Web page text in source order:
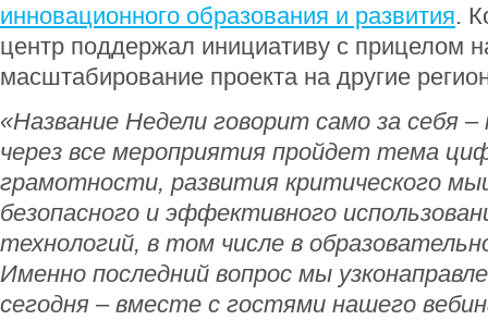
инновационного образования и развития.
центр поддержал инициативу с прицелом
масштабирование проекта на другие
«Название Недели говорит само за себя
через все мероприятия пройдет тема
грамотности, развития критического
безопасного и эффективного
технологий, в том числе в
Именно последний вопрос мы
сегодня – вместе с гостями нашего